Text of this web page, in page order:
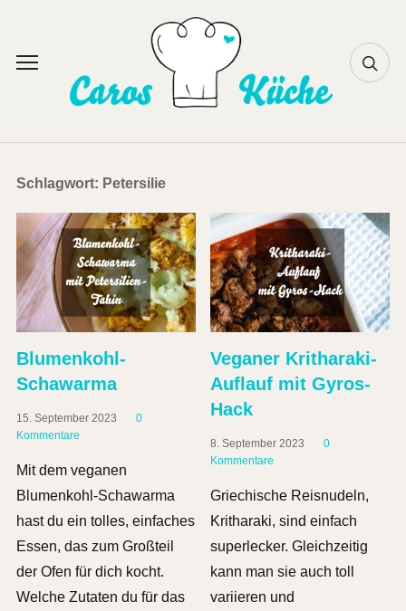
content
Toggle
Schlagwort: Petersilie
Blumenkohl-
Schawarma
15. September 2023
0
Kommentare
Mit dem veganen
Blumenkohl-Schawarma
hast du ein tolles, einfaches
Essen, das zum Großteil
der Ofen für dich kocht.
Welche Zutaten du für das
Veganer Kritharaki-
Auflauf mit Gyros-
Hack
8. September 2023
0
Kommentare
Griechische Reisnudeln,
Kritharaki, sind einfach
superlecker. Gleichzeitig
kann man sie auch toll
variieren und